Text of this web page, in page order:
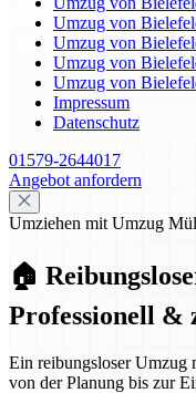
Umzug von
Umzug von
Umzug von
Umzug von
Impressum
Datenschutz
01579-2644017
Angebot anfordern
Umziehen mit Umzug
🏠
Professionell &
Ein reibungsloser Umzug
von der Planung bis zur